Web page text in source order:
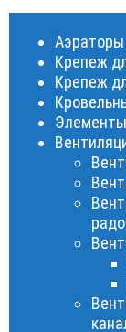
Аэраторы
Крепеж
Крепеж
Элементы